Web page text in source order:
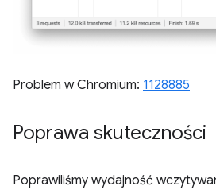
Problem w Chromium: 1128885
Poprawa skuteczności
Poprawiliśmy wydajność